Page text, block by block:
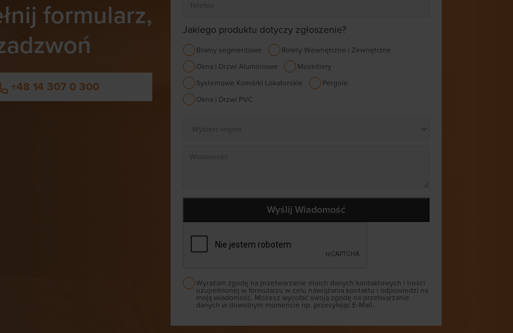
formularz,
+48 14 307 0 300
Jakiego produktu dotyczy zgłoszenie?
Bramy segmentowe
Rolety Wewnętrzne i Zewnętrzne
Okna i Drzwi Aluminiowe
Moskitiery
Systemowe Komórki Lokatorskie
Pergole
Okna i Drzwi PVC
Wyrażam zgodę na przetwarzanie moich danych kontaktowych i treści
uzupełnionej w formularzu w celu nawiązania kontaktu i odpowiedzi na
moją wiadomość. Możesz wycofać swoją zgodę na przetwarzanie
danych w dowolnym momencie np. przesyłając E-Mail.